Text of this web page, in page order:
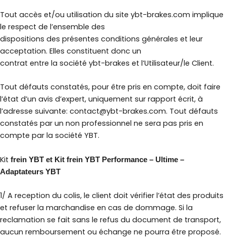
Tout accès et/ou utilisation du site ybt-brakes.com implique
le respect de l’ensemble des
dispositions des présentes conditions générales et leur
acceptation. Elles constituent donc un
contrat entre la société ybt-brakes et l’Utilisateur/le Client.
Tout défauts constatés, pour être pris en compte, doit faire
l’état d’un avis d’expert, uniquement sur rapport écrit, à
l’adresse suivante: contact@ybt-brakes.com. Tout défauts
constatés par un non professionnel ne sera pas pris en
compte par la société YBT.
Kit frein YBT et Kit frein YBT Performance – Ultime –
Adaptateurs YBT
1/ A reception du colis, le client doit vérifier l’état des produits
et refuser la marchandise en cas de dommage. Si la
reclamation se fait sans le refus du document de transport,
aucun remboursement ou échange ne pourra être proposé.